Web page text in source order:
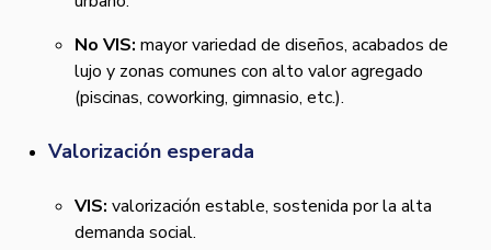
No VIS: mayor variedad de diseños, acabados de
lujo y zonas comunes con alto valor agregado
(piscinas, coworking, gimnasio, etc.).
Valorización esperada
VIS: valorización estable, sostenida por la alta
demanda social.